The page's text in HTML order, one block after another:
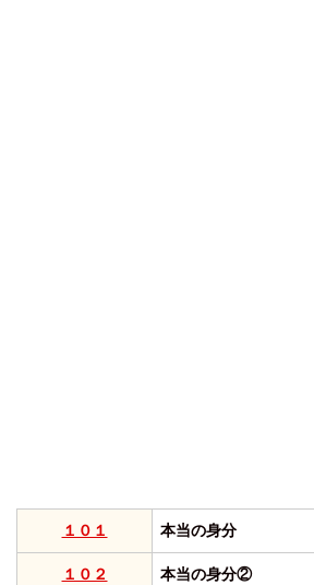
１０１ 本当の身分
１０２ 本当の身分②